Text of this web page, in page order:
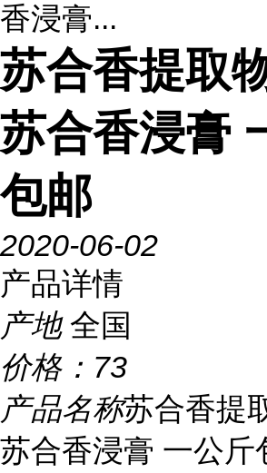
香浸膏...
苏合香提取
苏合香浸膏
包邮
2020-06-02
产品详情
产地 全国
价格： 73
产品名称苏合香提
苏合香浸膏 一公斤